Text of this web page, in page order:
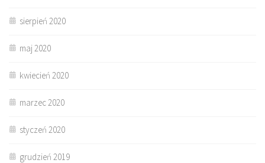
sierpień 2020
maj 2020
kwiecień 2020
marzec 2020
styczeń 2020
grudzień 2019